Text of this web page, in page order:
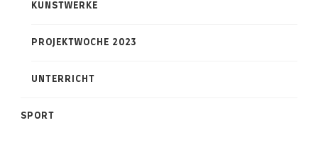
KUNSTWERKE
PROJEKTWOCHE 2023
UNTERRICHT
SPORT